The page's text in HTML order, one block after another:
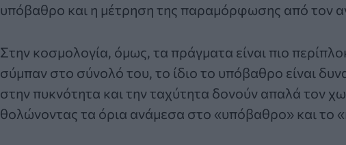
υπόβαθρο και η μέτρηση της παραμόρφωσης από τον
Στην κοσμολογία, όμως, τα πράγματα είναι πιο
σύμπαν στο σύνολό του, το ίδιο το υπόβαθρο είναι
στην πυκνότητα και την ταχύτητα δονούν απαλά τον
θολώνοντας τα όρια ανάμεσα στο «υπόβαθρο» και το